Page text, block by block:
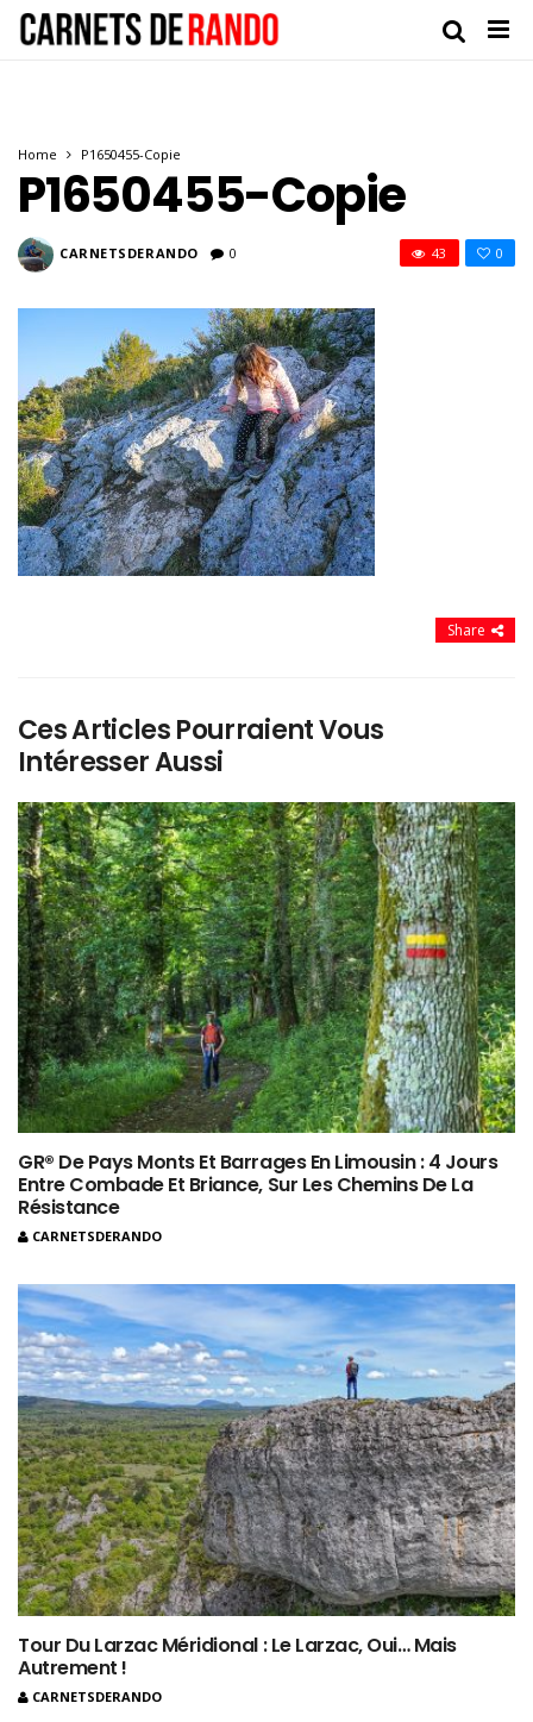
Home P1650455-Copie
P1650455-Copie
CARNETSDERANDO 0 0
43
Share
Ces Articles Pourraient Vous
Intéresser Aussi
GR® De Pays Monts Et Barrages En Limousin : 4 Jours
Entre Combade Et Briance, Sur Les Chemins De La
Résistance
CARNETSDERANDO
Tour Du Larzac Méridional : Le Larzac, Oui… Mais
Autrement !
CARNETSDERANDO